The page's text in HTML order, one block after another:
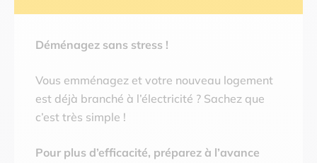
Déménagez sans stress !
Vous emménagez et votre nouveau logement
est déjà branché à l’électricité ? Sachez que
c’est très simple !
Pour plus d’efficacité, préparez à l’avance